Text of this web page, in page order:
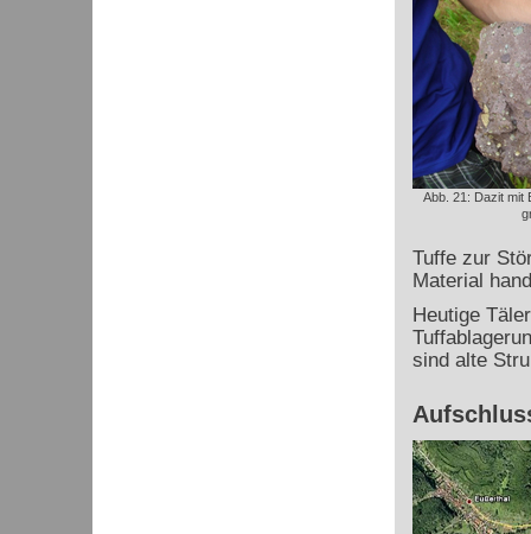
Abb. 21: Dazit mit
Tuffe zur
Material
Heutige
sind alte